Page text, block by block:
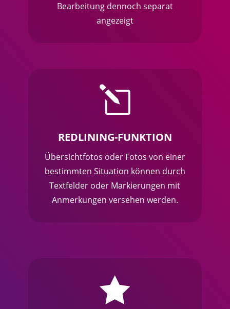
Bearbeitung dennoch separat
angezeigt
l
REDLINING-FUNKTION
Übersichtfotos oder Fotos von einer
bestimmten Situation können durch
Textfelder oder Markierungen mit
Anmerkungen versehen werden.
